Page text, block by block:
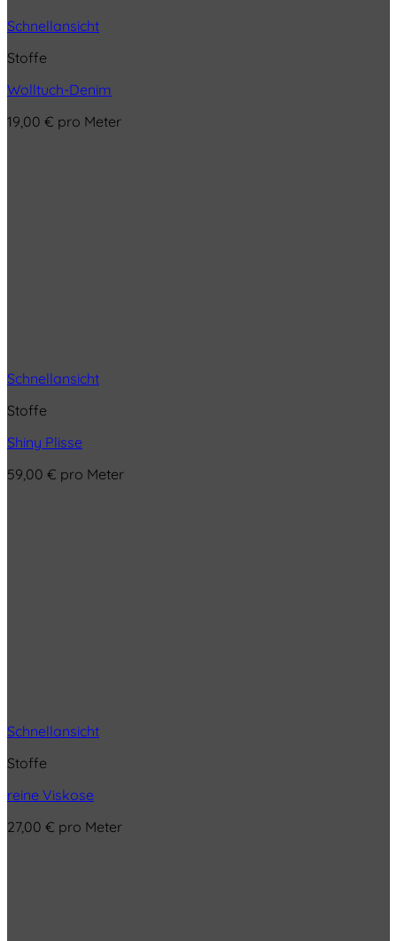
Schnellansicht
Stoffe
Wolltuch-Denim
19,00 € pro Meter
Schnellansicht
Stoffe
Shiny Plisse
59,00 € pro Meter
Schnellansicht
Stoffe
reine Viskose
27,00 € pro Meter